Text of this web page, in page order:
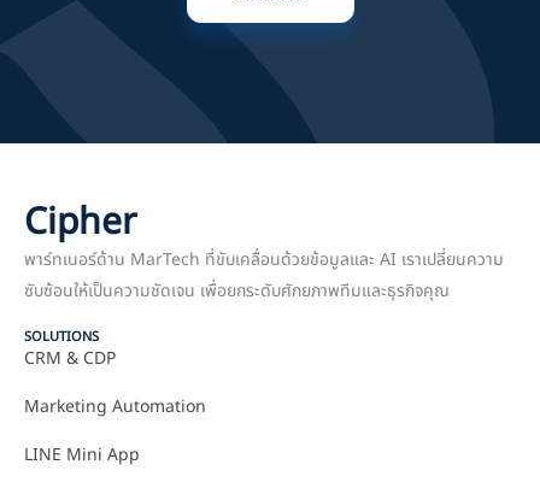
Cipher
พาร์ทเนอร์ด้าน MarTech ที่ขับเคลื่อนด้วยข้อมูลและ AI เราเปลี่ยนความ
ซับซ้อนให้เป็นความชัดเจน เพื่อยกระดับศักยภาพทีมและธุรกิจคุณ
SOLUTIONS
CRM & CDP
Marketing Automation
LINE Mini App